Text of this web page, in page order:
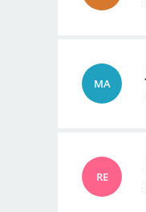
MA
RE